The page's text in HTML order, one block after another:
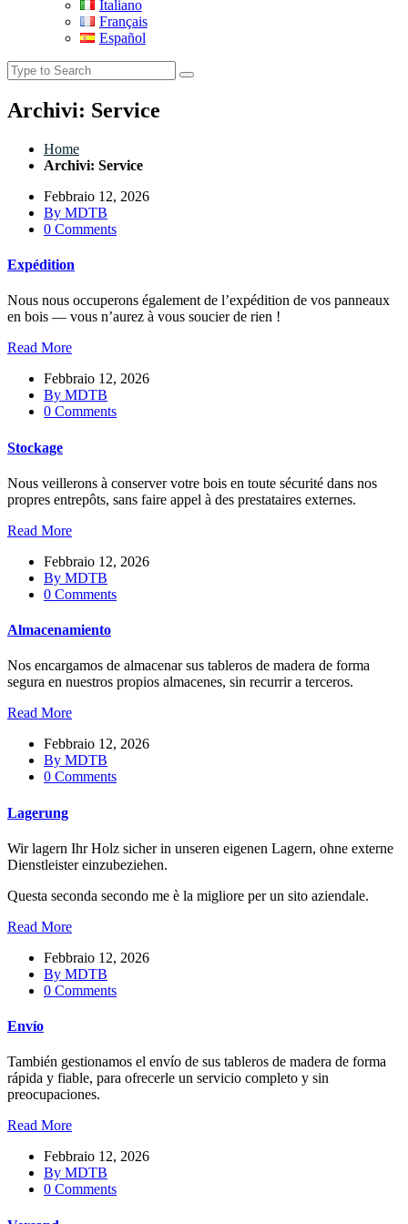
Italiano
Français
Español
Archivi: Service
Home
Archivi: Service
Febbraio 12, 2026
By MDTB
0 Comments
Expédition
Nous nous occuperons également de l’expédition de vos panneaux
en bois — vous n’aurez à vous soucier de rien !
Read More
Febbraio 12, 2026
By MDTB
0 Comments
Stockage
Nous veillerons à conserver votre bois en toute sécurité dans nos
propres entrepôts, sans faire appel à des prestataires externes.
Read More
Febbraio 12, 2026
By MDTB
0 Comments
Almacenamiento
Nos encargamos de almacenar sus tableros de madera de forma
segura en nuestros propios almacenes, sin recurrir a terceros.
Read More
Febbraio 12, 2026
By MDTB
0 Comments
Lagerung
Wir lagern Ihr Holz sicher in unseren eigenen Lagern, ohne externe
Dienstleister einzubeziehen.
Questa seconda secondo me è la migliore per un sito aziendale.
Read More
Febbraio 12, 2026
By MDTB
0 Comments
Envío
También gestionamos el envío de sus tableros de madera de forma
rápida y fiable, para ofrecerle un servicio completo y sin
preocupaciones.
Read More
Febbraio 12, 2026
By MDTB
0 Comments